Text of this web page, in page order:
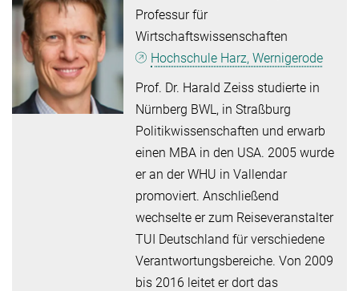
Professur für
Wirtschaftswissenschaften
Hochschule Harz, Wernigerode
Prof. Dr. Harald Zeiss studierte in
Nürnberg BWL, in Straßburg
Politikwissenschaften und erwarb
einen MBA in den USA. 2005 wurde
er an der WHU in Vallendar
promoviert. Anschließend
wechselte er zum Reiseveranstalter
TUI Deutschland für verschiedene
Verantwortungsbereiche. Von 2009
bis 2016 leitet er dort das